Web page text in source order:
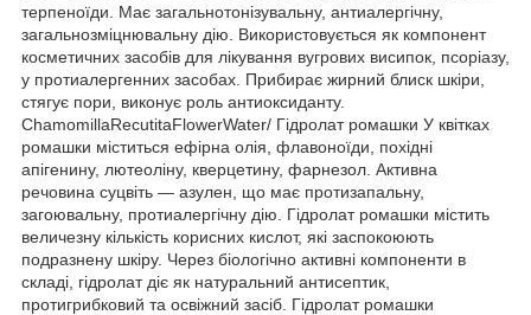
терпеноїди. Має загальнотонізувальну, антиалергічну,
загальнозміцнювальну дію. Використовується як компонент
косметичних засобів для лікування вугрових висипок, псоріазу,
у протиалергенних засобах. Прибирає жирний блиск шкіри,
стягує пори, виконує роль антиоксиданту.
ChamomillaRecutitaFlowerWater/ Гідролат ромашки У квітках
ромашки міститься ефірна олія, флавоноїди, похідні
апігенину, лютеоліну, кверцетину, фарнезол. Активна
речовина суцвіть — азулен, що має протизапальну,
загоювальну, протиалергічну дію. Гідролат ромашки містить
величезну кількість корисних кислот, які заспокоюють
подразнену шкіру. Через біологічно активні компоненти в
складі, гідролат діє як натуральний антисептик,
протигрибковий та освіжний засіб. Гідролат ромашки